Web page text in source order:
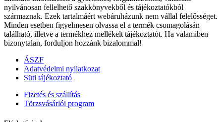
nyilvánosan fellelhető szakkönyvekből és tájékoztatókból
származnak. Ezek tartalmáért webáruházunk nem vállal felelősséget.
Minden esetben figyelmesen olvassa el a termék csomagolásán
található, illetve a termékhez mellékelt tájékoztatót. Ha valamiben
bizonytalan, forduljon hozzánk bizalommal!
ÁSZF
Adatvédelmi nyilatkozat
Süti tájékoztató
Fizetés és szállítás
Törzsvásárlói program